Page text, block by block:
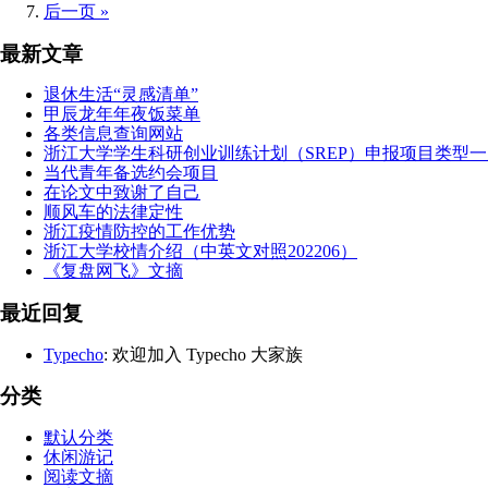
后一页 »
最新文章
退休生活“灵感清单”
甲辰龙年年夜饭菜单
各类信息查询网站
浙江大学学生科研创业训练计划（SREP）申报项目类型
当代青年备选约会项目
在论文中致谢了自己
顺风车的法律定性
浙江疫情防控的工作优势
浙江大学校情介绍（中英文对照202206）
《复盘网飞》文摘
最近回复
Typecho: 欢迎加入 Typecho 大家族
分类
默认分类
休闲游记
阅读文摘